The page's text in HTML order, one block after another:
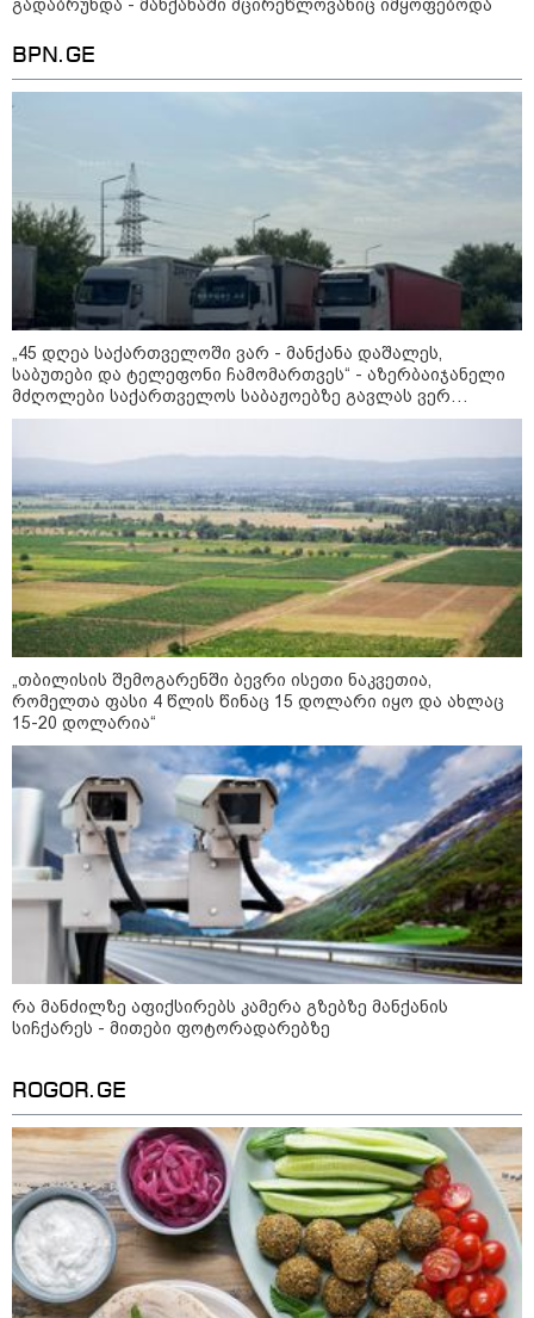
ნიკა მელიას სასამართლოს
უპატივცემლობის ფაქტზე 1 წლით და 6
თვით თავისუფლების აღკვეთა მიესაჯა
15:54 / 06-08-2026
"ბრალი არის აბურდული -
სამწუხაროა, რომ სრულიად
უდანაშაულო ბავშვის ცხოვრება
დაანგრიეს"- გიგა ავალიანის
საქმეზე დაკავებული ანასტასია
15:32 / 06-08-2026
"მე მათი სისხლი არ მწყურია,
სამართალი მინდა" - ეკა
კუპატაძე
15:08 / 06-08-2026
"3 დღის წინ საკანში
შემოიყვანეს სამი პატიმარი ისე,
მომეტებული რისკის
კრიტერიუმებს?!" - ონისე
ცხადაძე
13:52 / 06-08-2026
4 წლით პატიმრობა მიესაჯა
სანიტარს, რომელმაც შვილი
ბათუმში, კლინიკის
საპირფარეშოში გააჩინა,
შემდეგ კი დაზიანებები მიაყენა
კატეგორიის ყველა სიახლე
მკითხველის რჩევით
გადაბრუნდა - მანქანაში მცირეწლოვანიც იმყოფებოდა
BPN.GE
„45 დღეა საქართველოში ვარ - მანქანა დაშალეს,
საბუთები და ტელეფონი ჩამომართვეს“ - აზერბაიჯანელი
მძღოლები საქართველოს საბაჟოებზე გავლას ვერ
ახერხებენ
„თბილისის შემოგარენში ბევრი ისეთი ნაკვეთია,
რომელთა ფასი 4 წლის წინაც 15 დოლარი იყო და ახლაც
15-20 დოლარია“
რა მანძილზე აფიქსირებს კამერა გზებზე მანქანის
სიჩქარეს - მითები ფოტორადარებზე
ROGOR.GE